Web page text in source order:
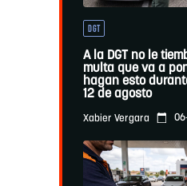
DGT
A la DGT no le
multa que va a
hagan esto
12 de agosto
Xabier Vergara